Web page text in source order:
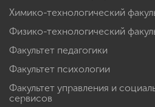
Химико-технологический
Физико-технологический
Факультет педагогики
Факультет психологии
Факультет управления и
сервисов